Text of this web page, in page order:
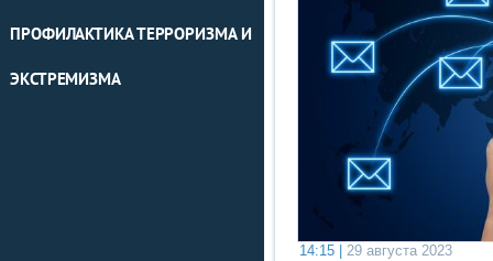
ПРОФИЛАКТИКА ТЕРРОРИЗМА И
ЭКСТРЕМИЗМА
14:15 |
29 августа 2023